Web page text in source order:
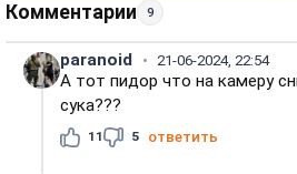
Комментарии 9
paranoid 21-06-2024, 22:54
А тот пидор что на камеру
сука???
11 5 ответить